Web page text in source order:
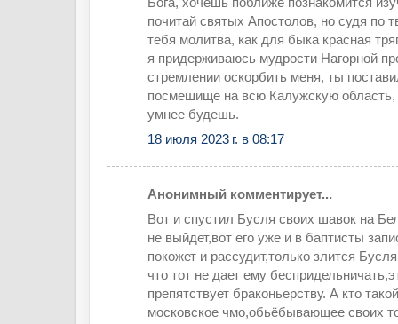
почитай святых Апостолов, но судя по
тебя молитва, как для быка красная
я придерживаюсь мудрости Нагорной
стремлении оскорбить меня, ты
посмешище на всю Калужскую область,
умнее будешь.
18 июля 2023 г. в 08:17
Анонимный комментирует...
Вот и спустил Бусля своих шавок на
не выйдет,вот его уже и в баптисты
покожет и рассудит,только злится
что тот не дает ему
препятствует браконьерству. А кто
московское чмо,обьёбывающее своих